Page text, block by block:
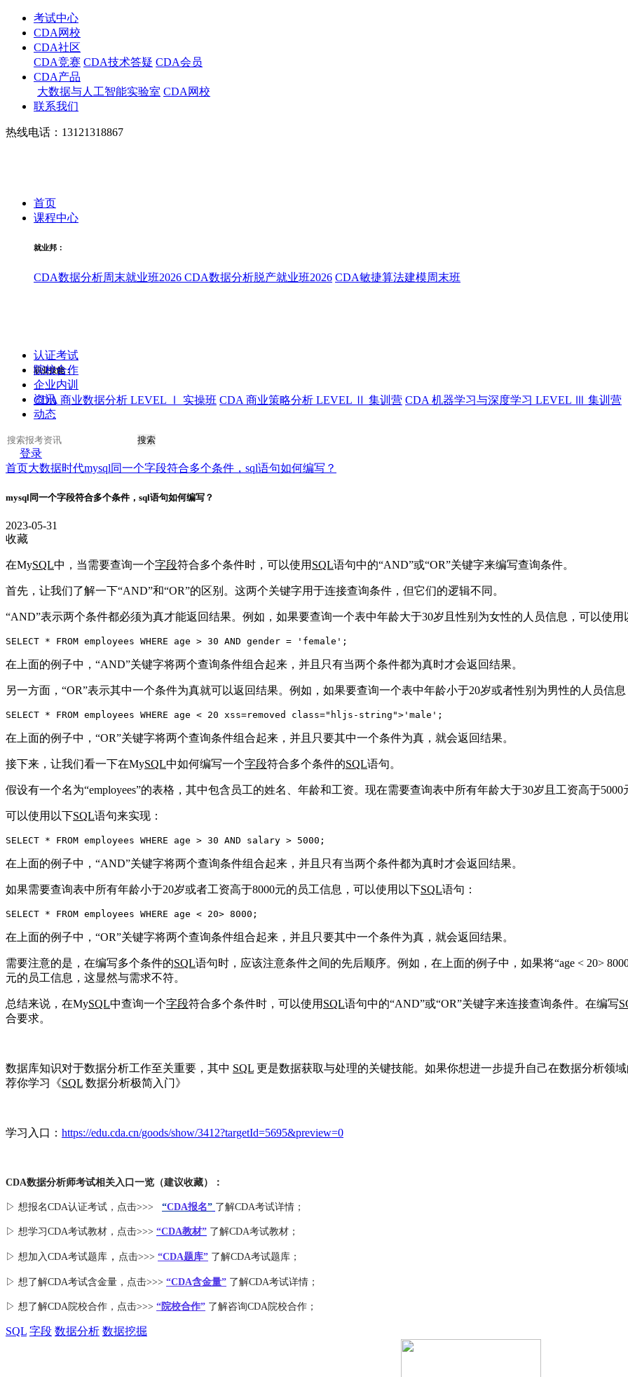
考试中心
CDA网校
CDA社区
CDA竞赛 CDA技术答疑 CDA会员
CDA产品
大数据与人工智能实验室 CDA网校
联系我们
热线电话：13121318867
首页
课程中心
就业邦：
CDA数据分析周末就业班2026 CDA数据分析脱产就业班2026 CDA敏捷算法建模周末班
职业技能：
CDA 商业数据分析 LEVEL Ⅰ 实操班 CDA 商业策略分析 LEVEL Ⅱ 集训营 CDA 机器学习与深度学习 LEVEL Ⅲ 集训营
认证考试
院校合作
企业内训
资讯
动态
搜索
登录
首页大数据时代mysql同一个字段符合多个条件，sql语句如何编写？
mysql同一个字段符合多个条件，sql语句如何编写？
2023-05-31
收藏
在MySQL中，当需要查询一个字段符合多个条件时，可以使用 SQL语句中的“AND”或“OR”关键字来编写查询条件。
首先，让我们了解一下“AND”和“OR”的区别。这两个关键字用于连接查询条件，但它们的逻辑不同。
“AND”表示两个条件都必须为真才能返回结果。例如，如果要查询一个表中年龄大于30岁且性别为女性的人员信息，可以使用
SELECT * FROM employees WHERE age > 30 AND gender = 'female' ;
在上面的例子中，“AND”关键字将两个查询条件组合起来，并且只有当两个条件都为真时才会返回结果。
另一方面，“OR”表示其中一个条件为真就可以返回结果。例如，如果要查询一个表中年龄小于20岁或者性别为男性的人员信
SELECT * FROM employees WHERE age < 20 xss=removed class="hljs-string">'male';
在上面的例子中，“OR”关键字将两个查询条件组合起来，并且只要其中一个条件为真，就会返回结果。
接下来，让我们看一下在MySQL中如何编写一个字段符合多个条件的SQL语句。
假设有一个名为“employees”的表格，其中包含员工的姓名、年龄和工资。现在需要查询表中所有年龄大于30岁且工资高于5000
可以使用以下SQL语句来实现：
SELECT * FROM employees WHERE age > 30 AND salary > 5000;
在上面的例子中，“AND”关键字将两个查询条件组合起来，并且只有当两个条件都为真时才会返回结果。
如果需要查询表中所有年龄小于20岁或者工资高于8000元的员工信息，可以使用以下SQL语句：
SELECT * FROM employees WHERE age < 20> 8000;
在上面的例子中，“OR”关键字将两个查询条件组合起来，并且只要其中一个条件为真，就会返回结果。
需要注意的是，在编写多个条件的SQL语句时，应该注意条件之间的先后顺序。例如，在上面的例子中，如果将“age < 20>
元的员工信息，这显然与需求不符。
总结来说，在MySQL中查询一个字段符合多个条件时，可以使用 SQL语句中的“AND”或“OR”关键字来连接查询条件。在编写
合要求。
数据库知识对于数据分析工作至关重要，其中 SQL 更是数据获取与处理的关键技能。如果你想进一步提升自己在数据分析领
荐你学习《SQL 数据分析极简入门》
学习入口： https://edu.cda.cn/goods/show/3412?targetId=5695&preview=0
CDA数据分析师考试相关入口一览（建议收藏）：
▷ 想报名CDA认证考试，点击>>> “CDA报名” 了解CDA考试详情；
▷ 想学习CDA考试教材，点击>>> “CDA教材” 了解CDA考试教材；
▷ 想加入CDA考试题库 ， 点击>>> “CDA题库” 了解CDA考试题库；
▷ 想了解CDA考试含金量 ，点击>>> “CDA含金量” 了解CDA考试详情；
▷ 想了解CDA院校合作 ，点击>>> “院校合作” 了解咨询CDA院校合作；
SQL 字段 数据分析 数据挖掘